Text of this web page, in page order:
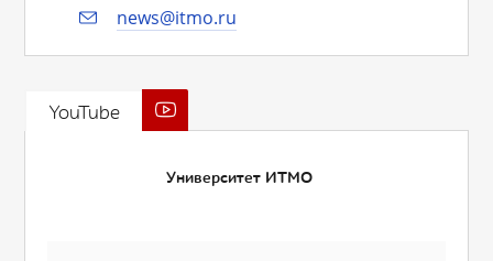
news@itmo.ru
YouTube
Университет ИТМО